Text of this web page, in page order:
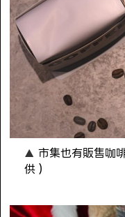
市集也有販售咖
供）